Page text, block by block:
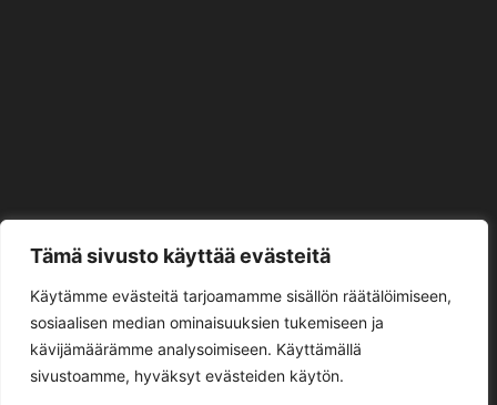
Tämä sivusto käyttää evästeitä
Käytämme evästeitä tarjoamamme sisällön räätälöimiseen,
sosiaalisen median ominaisuuksien tukemiseen ja
kävijämäärämme analysoimiseen. Käyttämällä
sivustoamme, hyväksyt evästeiden käytön.